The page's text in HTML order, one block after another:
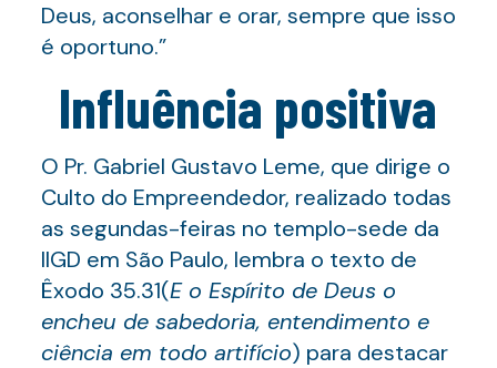
Deus, aconselhar e orar, sempre que isso
é oportuno.”
Influência positiva
O Pr. Gabriel Gustavo Leme, que dirige o
Culto do Empreendedor, realizado todas
as segundas-feiras no templo-sede da
IIGD em São Paulo, lembra o texto de
Êxodo 35.31(E o Espírito de Deus o
encheu de sabedoria, entendimento e
ciência em todo artifício) para destacar